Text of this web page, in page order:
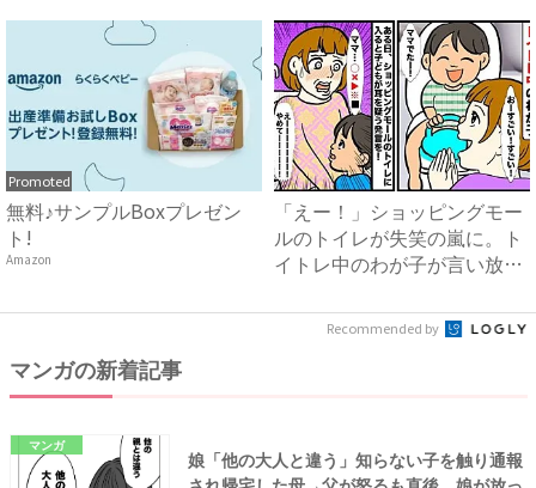
Promoted
無料♪サンプルBoxプレゼン
ト!
Amazon
「えー！」ショッピングモー
ルのトイレが失笑の嵐に。ト
イトレ中のわが子が言い放っ
Recommended by
マンガの新着記事
マンガ
娘「他の大人と違う」知らない子を触り通報